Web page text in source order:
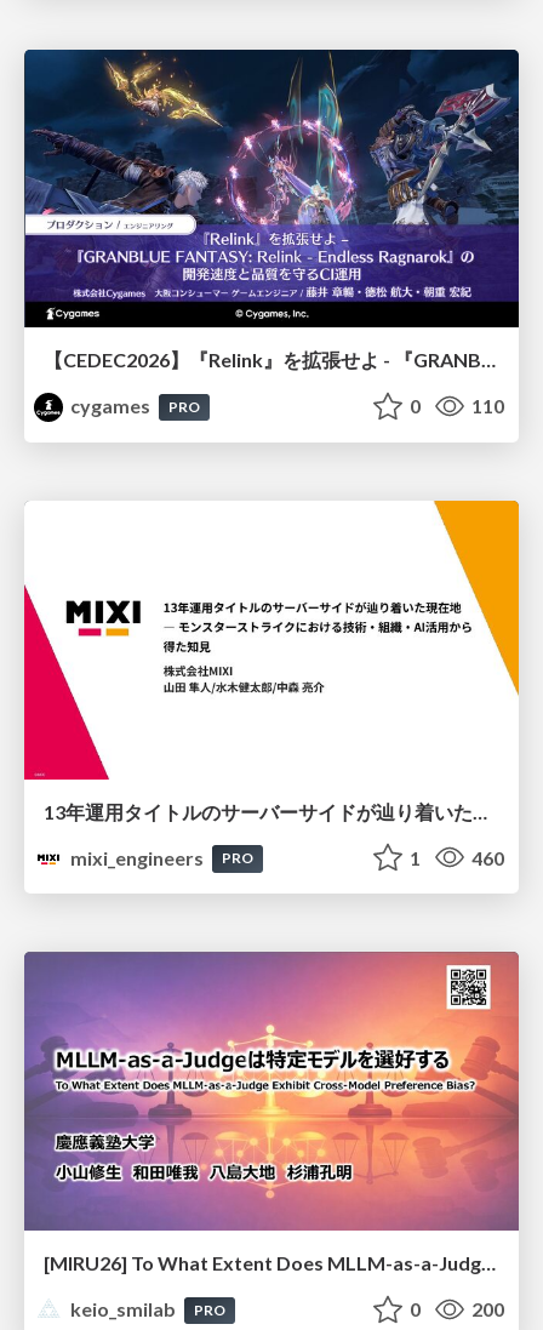
【CEDEC2026】『Relink』を拡張せよ - 『GRANBLUE FANTASY: Relink - Endless Ragnarok』の開発速度と品質を守るCI運用
cygames
PRO 0 110
mixi_engineers
PRO 1 460
[MIRU26] To What Extent Does MLLM-as-a-Judge Exhibit Cross-Model Preference Bias?
keio_smilab
PRO 0 200